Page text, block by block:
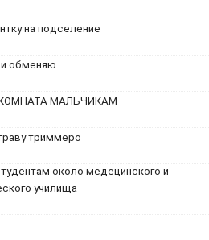
на подселение
обменяю
МАЛЬЧИКАМ
триммеро
около медецинского и
училища